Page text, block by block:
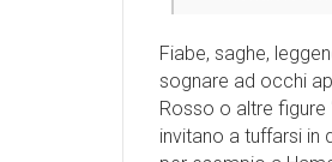
Fiabe, saghe,
sognare ad occhi
Rosso o altre
invitano a tuffarsi